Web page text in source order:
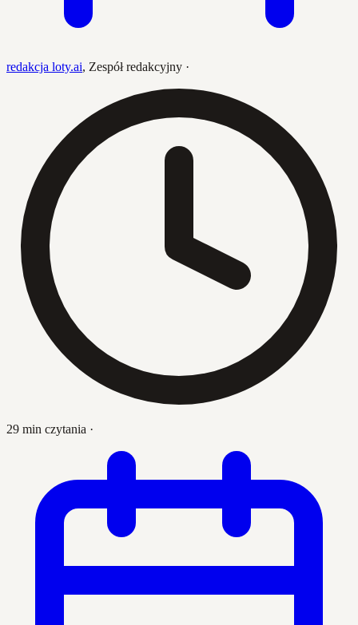
redakcja loty.ai, Zespół redakcyjny ·
29 min czytania ·